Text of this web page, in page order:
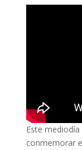
Este
conmemorar